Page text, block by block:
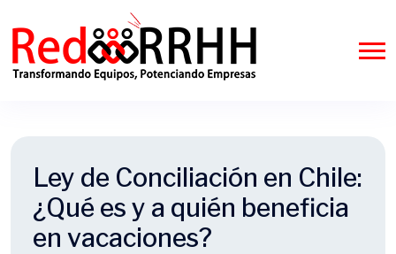
Ley de Conciliación en Chile:
¿Qué es y a quién beneficia
en vacaciones?